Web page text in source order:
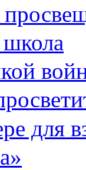
для